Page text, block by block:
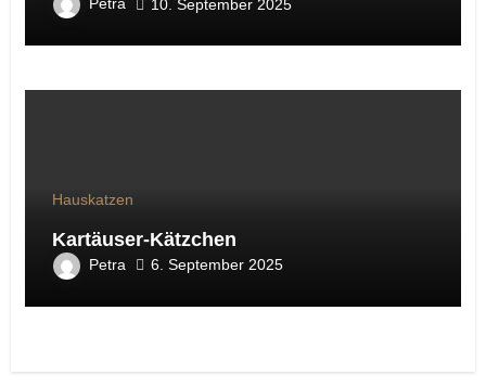
10. September 2025
Hauskatzen
Kartäuser-Kätzchen
Petra 6. September 2025